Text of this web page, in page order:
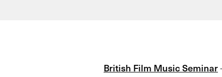
British Film Music Seminar-